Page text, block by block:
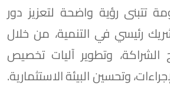
تتبنى رؤية واضحة لتعزيز دور
رئيسي في التنمية، من خلال
وتطوير آليات تخصيص
وتحسين البيئة الاستثمارية.